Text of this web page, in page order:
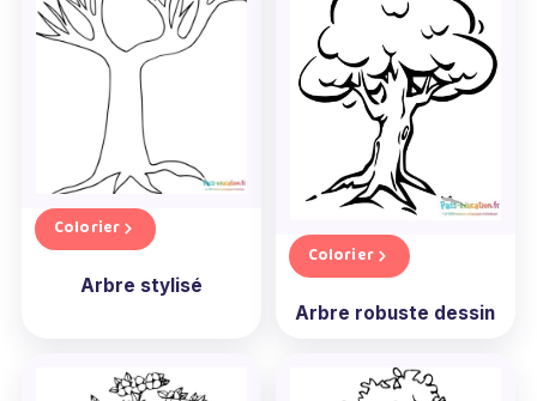
Colorier
Arbre stylisé
Colorier
Arbre robuste dessin